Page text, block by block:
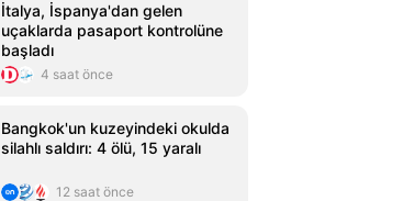
İtalya, İspanya'dan gelen
uçaklarda pasaport kontrolüne
başladı
4 saat önce
Bangkok'un kuzeyindeki okulda
silahlı saldırı: 4 ölü, 15 yaralı
12 saat önce